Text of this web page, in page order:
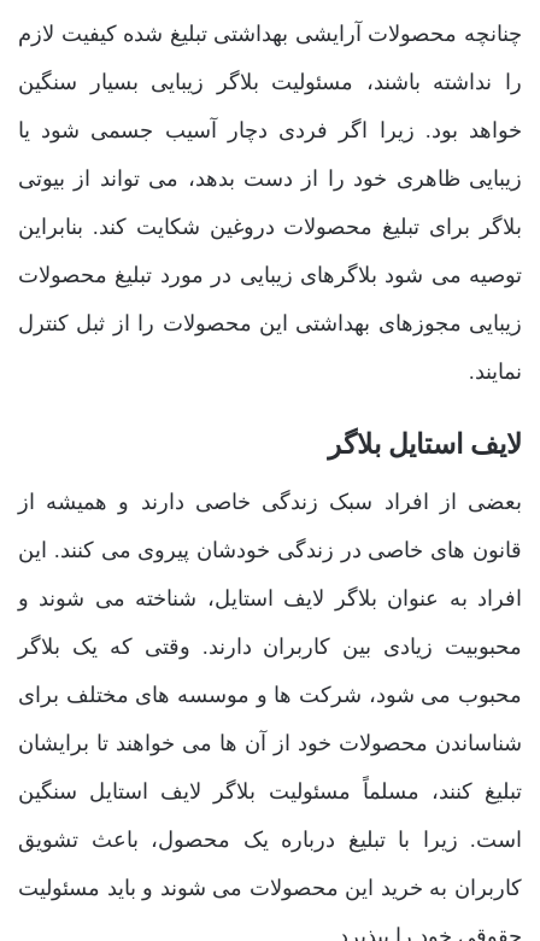
چنانچه محصولات آرایشی بهداشتی تبلیغ شده کیفیت لازم
را نداشته باشند، مسئولیت بلاگر زیبایی بسیار سنگین
خواهد بود. زیرا اگر فردی دچار آسیب جسمی شود یا
زیبایی ظاهری خود را از دست بدهد، می ‌تواند از بیوتی
بلاگر برای تبلیغ محصولات دروغین شکایت کند. بنابراین
توصیه می شود بلاگرهای زیبایی در مورد تبلیغ محصولات
زیبایی مجوزهای بهداشتی این محصولات را از ثبل کنترل
نمایند.
لایف استایل بلاگر
بعضی از افراد سبک زندگی خاصی دارند و همیشه از
قانون ‌های خاصی در زندگی خودشان پیروی می ‌کنند. این
افراد به عنوان بلاگر لایف استایل، شناخته می ‌شوند و
محبوبیت زیادی بین کاربران دارند. وقتی که یک بلاگر
محبوب می ‌شود، شرکت‌ ها و موسسه ‌های مختلف برای
شناساندن محصولات خود از آن ها می ‌خواهند تا برایشان
تبلیغ کنند، مسلماً مسئولیت بلاگر لایف استایل سنگین
است. زیرا با تبلیغ درباره یک محصول، باعث تشویق
کاربران به خرید این محصولات می ‌شوند و باید مسئولیت